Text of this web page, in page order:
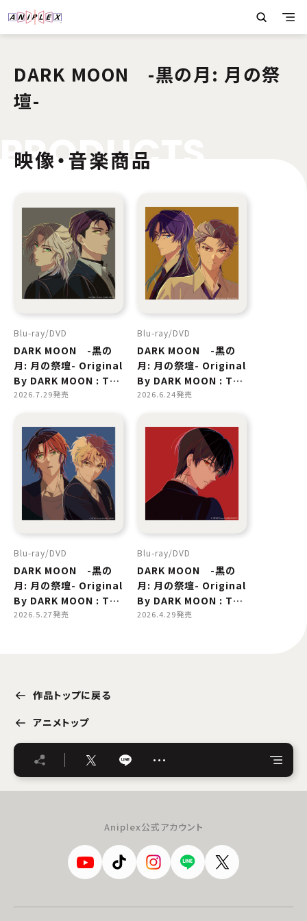
DARK MOON -黒の月: 月の祭
壇-
PRODUC
映像・音楽商品
Blu-ray DVD
DARK MOON -黒の
月: 月の祭壇- Original
By DARK MOON : THE
BLOOD ALTAR WITH
2026.7.29発売
Blu-ray DVD
DARK MOON -黒の
月: 月の祭壇- Original
By DARK MOON : THE
BLOOD ALTAR WITH
2026.6.24発売
Blu-ray DVD
DARK MOON -黒の
月: 月の祭壇- Original
By DARK MOON : THE
BLOOD ALTAR WITH
2026.5.27発売
Blu-ray DVD
DARK MOON -黒の
月: 月の祭壇- Original
By DARK MOON : THE
BLOOD ALTAR WITH
2026.4.29発売
作品トップに戻る
アニメトップ
…
Aniplex公式アカウント